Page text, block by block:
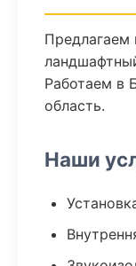
Предлагаем
Работаем в
область.
Наши